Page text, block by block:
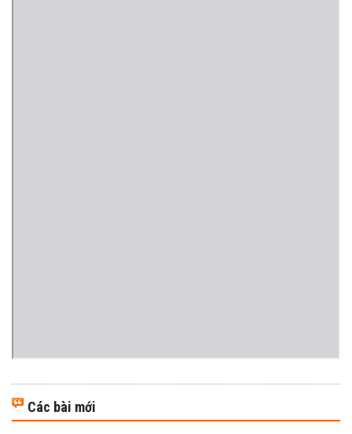
Các bài mới